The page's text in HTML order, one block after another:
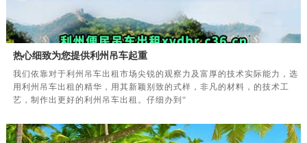
热心细致为您提供利州吊车起重
我们依靠对于利州吊车出租市场尖锐的观察力及富厚的技术实际能力，选
用利州吊车出租的精华，用其新颖别致的式样，非凡的材料，的技术工
艺，制作出更好的利州吊车出租。仔细办到“